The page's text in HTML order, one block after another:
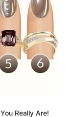
Really Are!